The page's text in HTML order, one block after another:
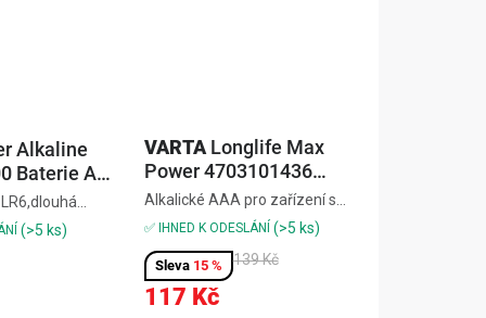
Alkaline
Baterie AA,
(>5 ks)
pro
VARTA Longlife Max
Power 4703101436
Baterie 4+2 AAA, 6 ks
✅ IHNED K ODESLÁNÍ (>5 ks)
15 %
117 Kč
139 Kč
Alkalické AAA pro zařízení s
vysokým a kolísavým
odběrem,ideální pro herní
konzole, digitální fotoaparáty a
tlakoměry,dlouhá výdrž a stabilní
výkon,balení 4+2, 6 ksLonglife